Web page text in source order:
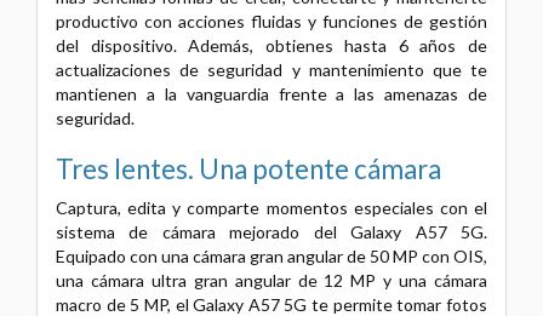
productivo con acciones fluidas y funciones de gestión
del dispositivo. Además, obtienes hasta 6 años de
actualizaciones de seguridad y mantenimiento que te
mantienen a la vanguardia frente a las amenazas de
seguridad.
Tres lentes. Una potente cámara
Captura, edita y comparte momentos especiales con el
sistema de cámara mejorado del Galaxy A57 5G.
Equipado con una cámara gran angular de 50 MP con OIS,
una cámara ultra gran angular de 12 MP y una cámara
macro de 5 MP, el Galaxy A57 5G te permite tomar fotos